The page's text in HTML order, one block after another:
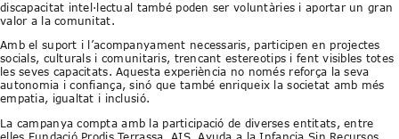
discapacitat intel·lectual també poden ser voluntàries i aportar un gran
valor a la comunitat.
Amb el suport i l’acompanyament necessaris, participen en projectes
socials, culturals i comunitaris, trencant estereotips i fent visibles totes
les seves capacitats. Aquesta experiència no només reforça la seva
autonomia i confiança, sinó que també enriqueix la societat amb més
empatia, igualtat i inclusió.
La campanya compta amb la participació de diverses entitats, entre